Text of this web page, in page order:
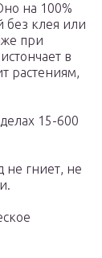
на 100%
без клея или
при
в
растениям,
15-600
гниет, не